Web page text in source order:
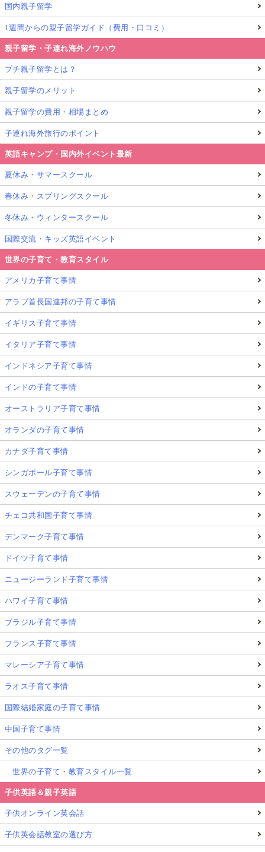
国内親子留学
1週間からの親子留学ガイド（費用・口コミ）
親子留学・子連れ海外ノウハウ
プチ親子留学とは？
親子留学のメリット
親子留学の費用・相場まとめ
子連れ海外旅行のポイント
英語キャンプ・国内外イベント最新
夏休み・サマースクール
春休み・スプリングスクール
冬休み・ウィンタースクール
国際交流・キッズ英語イベント
世界の子育て・教育スタイル
アメリカ子育て事情
アラブ首長国連邦の子育て事情
イギリス子育て事情
イタリア子育て事情
インドネシア子育て事情
インドの子育て事情
オーストラリア子育て事情
オランダの子育て事情
カナダ子育て事情
シンガポール子育て事情
スウェーデンの子育て事情
チェコ共和国子育て事情
デンマーク子育て事情
ドイツ子育て事情
ニュージーランド子育て事情
ハワイ子育て事情
ブラジル子育て事情
フランス子育て事情
マレーシア子育て事情
ラオス子育て事情
国際結婚家庭の子育て事情
中国子育て事情
その他のタグ一覧
…世界の子育て・教育スタイル一覧
子供英語＆親子英語
子供オンライン英会話
子供英会話教室の選び方